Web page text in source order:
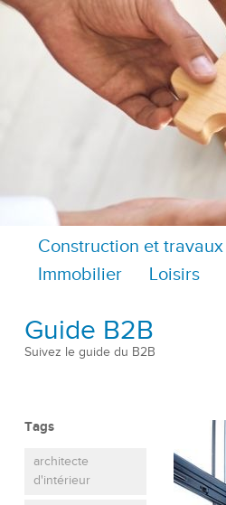
Construction et travaux
Immobilier
Loisirs
Guide B2B
Suivez le guide du B2B
Tags
architecte
d'intérieur